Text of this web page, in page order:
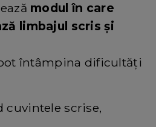
modul în care
limbajul scris și
întâmpina dificultăți
cuvintele scrise,